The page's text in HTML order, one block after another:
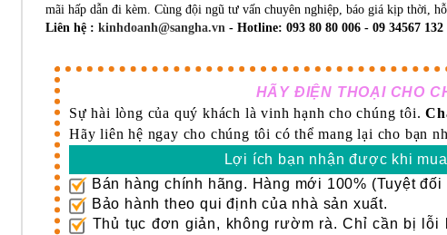
mãi hấp dẫn đi kèm. Cùng đội ngũ tư vấn chuyên nghiệp, báo giá kịp thời,
Liên hệ : kinhdoanh@sangha.vn - Hotline: 093 80 80 006 - 09 34567
HÃY ĐIỆN THOẠI CHO
Sự hài lòng của quý khách là vinh hạnh cho chúng tôi.
Hãy liên hệ ngay cho chúng tôi có thể mang lại cho bạn
Lợi ích bạn nhận được khi
Bán hàng chính hãng. Hàng mới 100% (Tuyệt
Bảo hành theo qui định của nhà sản xuất.
Thủ tục đơn giản, không rườm rà. Chỉ cần bị